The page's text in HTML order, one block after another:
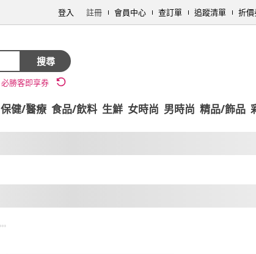
登入 註冊 會員中心 查訂單 追蹤清單 折價
搜尋
必勝客即享券
保健/醫療 食品/飲料 生鮮 女時尚 男時尚 精品/飾品